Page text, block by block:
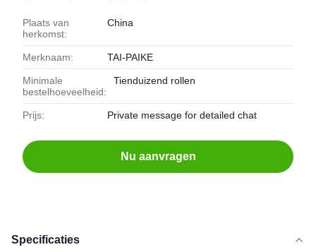
Plaats van
herkomst:
China
Merknaam: TAI-PAIKE
Minimale
bestelhoeveelheid:
Tienduizend rollen
Prijs: Private message for detailed chat
Nu aanvragen
Specificaties